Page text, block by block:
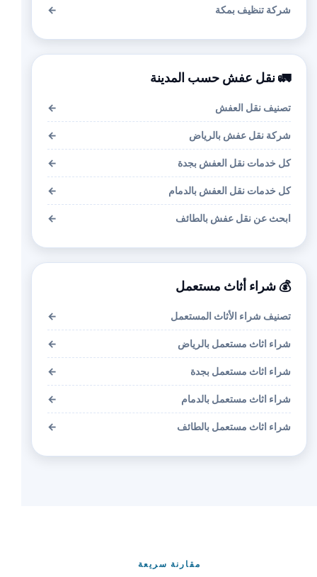
شركة تنظيف بمكة ←
🚛 نقل عفش حسب المدينة
تصنيف نقل العفش ←
شركة نقل عفش بالرياض ←
كل خدمات نقل العفش بجدة ←
كل خدمات نقل العفش بالدمام ←
ابحث عن نقل عفش بالطائف ←
💰 شراء أثاث مستعمل
تصنيف شراء الأثاث المستعمل ←
شراء اثاث مستعمل بالرياض ←
شراء اثاث مستعمل بجدة ←
شراء اثاث مستعمل بالدمام ←
شراء اثاث مستعمل بالطائف ←
مقارنة سريعة